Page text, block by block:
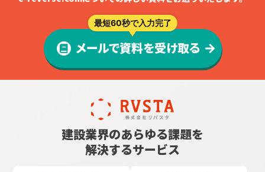
最短60秒で入力完了
メールで資料を受け取る
建設業界のあらゆる課題を
解決するサービス